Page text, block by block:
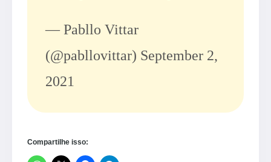
— Pabllo Vittar
(@pabllovittar) September 2,
2021
Compartilhe isso: